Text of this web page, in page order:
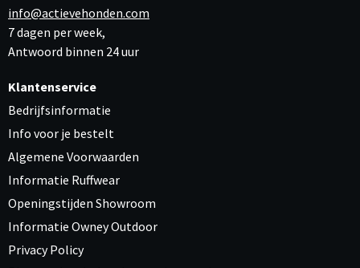
info@actievehonden.com
7 dagen per week,
Antwoord binnen 24 uur
Klantenservice
Bedrijfsinformatie
Info voor je bestelt
Algemene Voorwaarden
Informatie Ruffwear
Openingstijden Showroom
Informatie Owney Outdoor
Privacy Policy